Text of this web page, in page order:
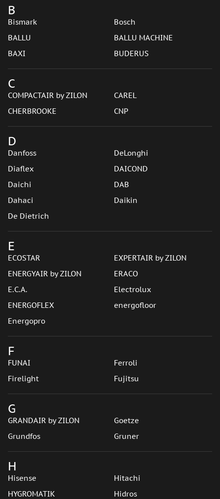
B
Bismark
Bosch
BALLU
BALLU MACHINE
BAXI
BUDERUS
C
COMPACTAIR by ZILON
CAREL
CHERBROOKE
CNP
D
Danfoss
DeLonghi
Diaflex
DAICOND
Daichi
DAB
Dahaci
Daikin
De Dietrich
E
ECOSTAR
EXPERTAIR by ZILON
ENERGYAIR by ZILON
ERACO
E.C.A.
Electrolux
ENERGOFLEX
energofloor
Energopro
F
FUNAI
Ferroli
Firelight
Fujitsu
G
GRANDAIR by ZILON
Goetze
Grundfos
Gruner
H
Hisense
Hitachi
HYGROMATIK
Hidros